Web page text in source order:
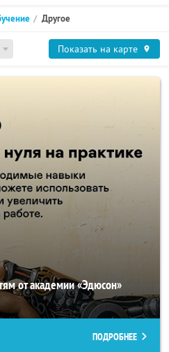
Другое
Показать на карте
от академии «Эдюсон»
ПОДРОБНЕЕ